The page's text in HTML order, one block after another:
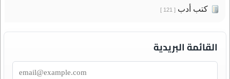
كتب أدب[ 121 ]
القائمة البريدية